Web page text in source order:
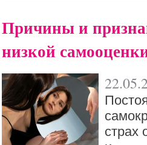
Причины и
низкой
страх